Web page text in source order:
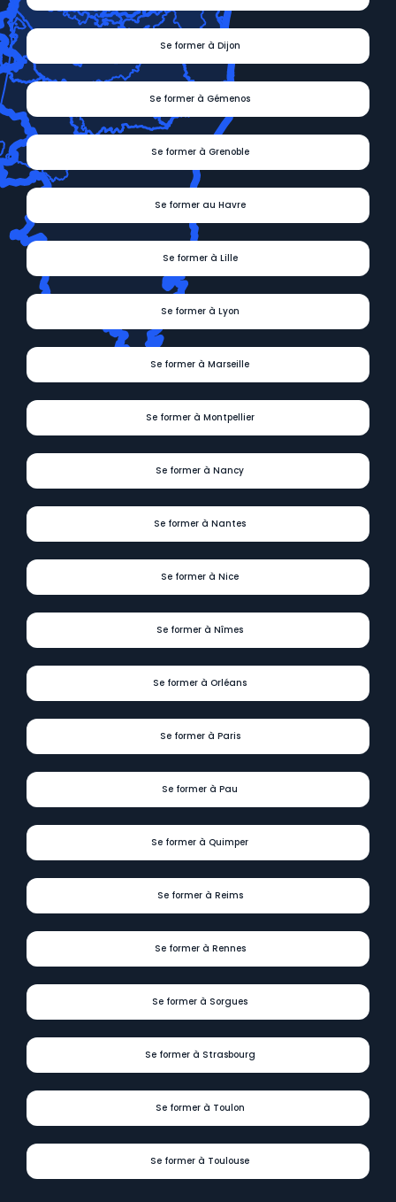
Se former à Dijon
Se former à Gémenos
Se former à Grenoble
Se former au Havre
Se former à Lille
Se former à Lyon
Se former à Marseille
Se former à Montpellier
Se former à Nancy
Se former à Nantes
Se former à Nice
Se former à Nîmes
Se former à Orléans
Se former à Paris
Se former à Pau
Se former à Quimper
Se former à Reims
Se former à Rennes
Se former à Sorgues
Se former à Strasbourg
Se former à Toulon
Se former à Toulouse